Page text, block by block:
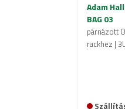
Adam Hall
BAG 03
párnázott
rackhez |